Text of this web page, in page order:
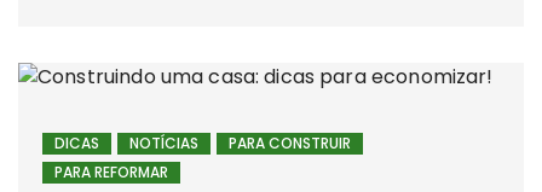
DICAS NOTÍCIAS
PARA CONSTRUIR
PARA REFORMAR